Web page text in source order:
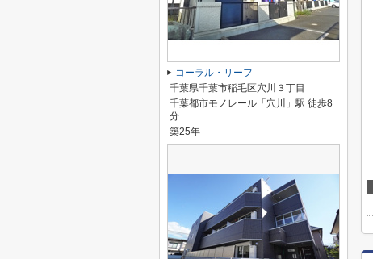
コーラル・リーフ
千葉県千葉市稲毛区穴川３丁目
千葉都市モノレール「穴川」駅 徒歩8
分
築25年